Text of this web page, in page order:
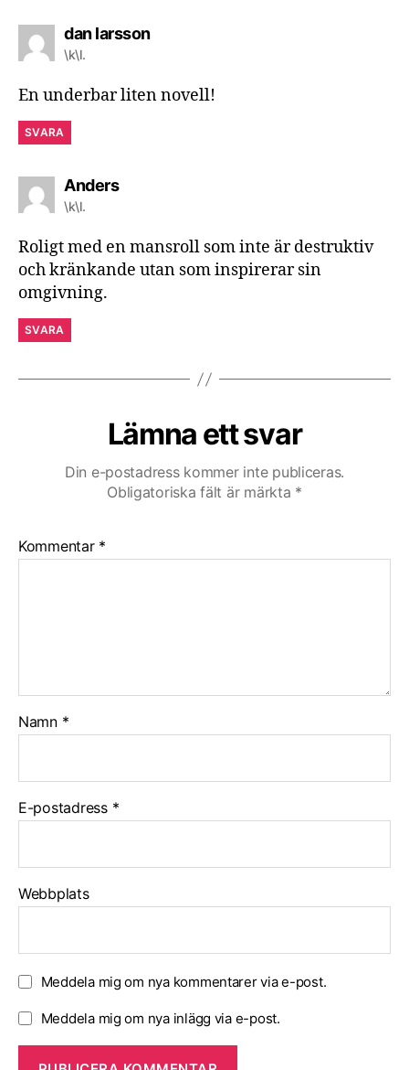
dan larssonsäger:
\k\l.
En underbar liten novell!
SVARA
Anderssäger:
\k\l.
Roligt med en mansroll som inte är destruktiv
och kränkande utan som inspirerar sin
omgivning.
SVARA
Lämna ett svar
Din e-postadress kommer inte publiceras.
Obligatoriska fält är märkta *
Kommentar *
Namn *
E-postadress *
Webbplats
Meddela mig om nya kommentarer via e-post.
Meddela mig om nya inlägg via e-post.